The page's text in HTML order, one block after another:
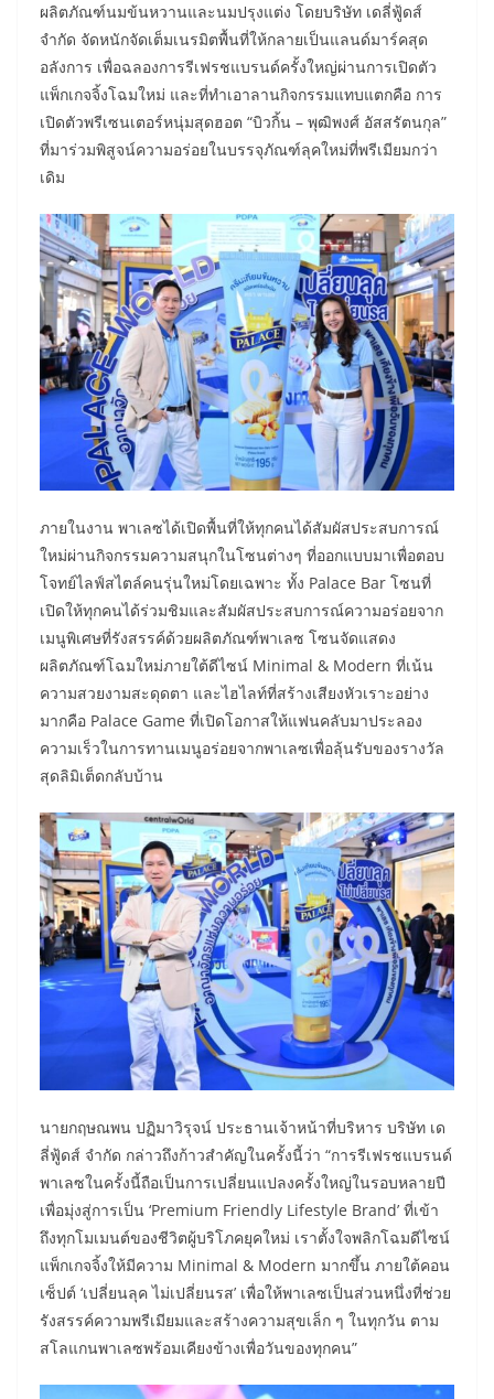
ผลิตภัณฑ์นมข้นหวานและนมปรุงแต่ง โดยบริษัท เดลี่ฟู้ดส์
จำกัด จัดหนักจัดเต็มเนรมิตพื้นที่ให้กลายเป็นแลนด์มาร์คสุด
อลังการ เพื่อฉลองการรีเฟรชแบรนด์ครั้งใหญ่ผ่านการเปิดตัว
แพ็กเกจจิ้งโฉมใหม่ และที่ทำเอาลานกิจกรรมแทบแตกคือ การ
เปิดตัวพรีเซนเตอร์หนุ่มสุดฮอต “บิวกิ้น – พุฒิพงศ์ อัสสรัตนกุล”
ที่มาร่วมพิสูจน์ความอร่อยในบรรจุภัณฑ์ลุคใหม่ที่พรีเมียมกว่า
เดิม
ภายในงาน พาเลซได้เปิดพื้นที่ให้ทุกคนได้สัมผัสประสบการณ์
ใหม่ผ่านกิจกรรมความสนุกในโซนต่างๆ ที่ออกแบบมาเพื่อตอบ
โจทย์ไลฟ์สไตล์คนรุ่นใหม่โดยเฉพาะ ทั้ง Palace Bar โซนที่
เปิดให้ทุกคนได้ร่วมชิมและสัมผัสประสบการณ์ความอร่อยจาก
เมนูพิเศษที่รังสรรค์ด้วยผลิตภัณฑ์พาเลซ โซนจัดแสดง
ผลิตภัณฑ์โฉมใหม่ภายใต้ดีไซน์ Minimal & Modern ที่เน้น
ความสวยงามสะดุดตา และไฮไลท์ที่สร้างเสียงหัวเราะอย่าง
มากคือ Palace Game ที่เปิดโอกาสให้แฟนคลับมาประลอง
ความเร็วในการทานเมนูอร่อยจากพาเลซเพื่อลุ้นรับของรางวัล
สุดลิมิเต็ดกลับบ้าน
นายกฤษณพน ปฏิมาวิรุจน์ ประธานเจ้าหน้าที่บริหาร บริษัท เด
ลี่ฟู้ดส์ จำกัด กล่าวถึงก้าวสำคัญในครั้งนี้ว่า “การรีเฟรชแบรนด์
พาเลซในครั้งนี้ถือเป็นการเปลี่ยนแปลงครั้งใหญ่ในรอบหลายปี
เพื่อมุ่งสู่การเป็น ‘Premium Friendly Lifestyle Brand’ ที่เข้า
ถึงทุกโมเมนต์ของชีวิตผู้บริโภคยุคใหม่ เราตั้งใจพลิกโฉมดีไซน์
แพ็กเกจจิ้งให้มีความ Minimal & Modern มากขึ้น ภายใต้คอน
เซ็ปต์ ‘เปลี่ยนลุค ไม่เปลี่ยนรส’ เพื่อให้พาเลซเป็นส่วนหนึ่งที่ช่วย
รังสรรค์ความพรีเมียมและสร้างความสุขเล็ก ๆ ในทุกวัน ตาม
สโลแกนพาเลซพร้อมเคียงข้างเพื่อวันของทุกคน”